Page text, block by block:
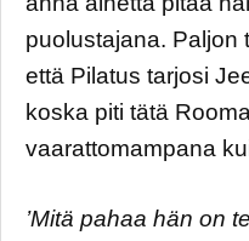
puolustajana. Paljon
että Pilatus tarjosi
koska piti tätä
vaarattomampana
’Mitä pahaa hän on